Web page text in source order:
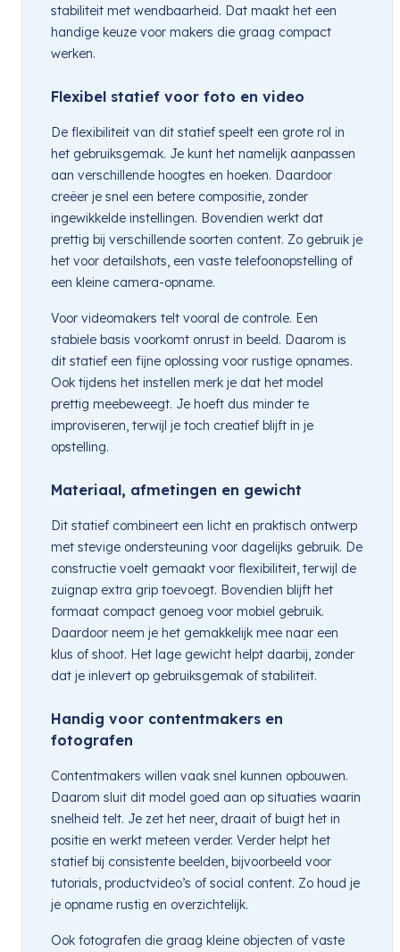
stabiliteit met wendbaarheid. Dat maakt het een
handige keuze voor makers die graag compact
werken.
Flexibel statief voor foto en video
De flexibiliteit van dit statief speelt een grote rol in
het gebruiksgemak. Je kunt het namelijk aanpassen
aan verschillende hoogtes en hoeken. Daardoor
creëer je snel een betere compositie, zonder
ingewikkelde instellingen. Bovendien werkt dat
prettig bij verschillende soorten content. Zo gebruik je
het voor detailshots, een vaste telefoonopstelling of
een kleine camera-opname.
Voor videomakers telt vooral de controle. Een
stabiele basis voorkomt onrust in beeld. Daarom is
dit statief een fijne oplossing voor rustige opnames.
Ook tijdens het instellen merk je dat het model
prettig meebeweegt. Je hoeft dus minder te
improviseren, terwijl je toch creatief blijft in je
opstelling.
Materiaal, afmetingen en gewicht
Dit statief combineert een licht en praktisch ontwerp
met stevige ondersteuning voor dagelijks gebruik. De
constructie voelt gemaakt voor flexibiliteit, terwijl de
zuignap extra grip toevoegt. Bovendien blijft het
formaat compact genoeg voor mobiel gebruik.
Daardoor neem je het gemakkelijk mee naar een
klus of shoot. Het lage gewicht helpt daarbij, zonder
dat je inlevert op gebruiksgemak of stabiliteit.
Handig voor contentmakers en
fotografen
Contentmakers willen vaak snel kunnen opbouwen.
Daarom sluit dit model goed aan op situaties waarin
snelheid telt. Je zet het neer, draait of buigt het in
positie en werkt meteen verder. Verder helpt het
statief bij consistente beelden, bijvoorbeeld voor
tutorials, productvideo’s of social content. Zo houd je
je opname rustig en overzichtelijk.
Ook fotografen die graag kleine objecten of vaste